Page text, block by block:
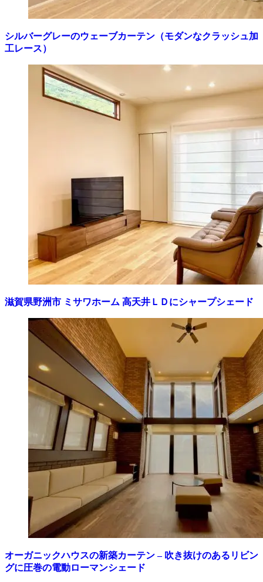
シルバーグレーのウェーブカーテン（モダンなクラッシュ加
工レース）
滋賀県野洲市 ミサワホーム 高天井ＬＤにシャープシェード
オーガニックハウスの新築カーテン – 吹き抜けのあるリビン
グに圧巻の電動ローマンシェード